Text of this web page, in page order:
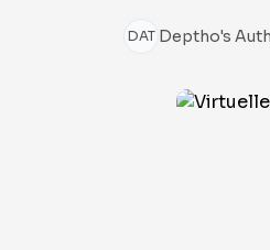
DAT Deptho's